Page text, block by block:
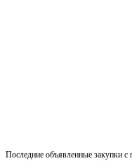
Последние объявленные